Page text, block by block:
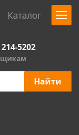
Каталог
5202